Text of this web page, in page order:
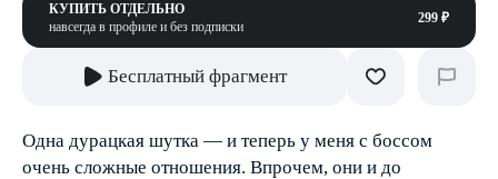
КУПИТЬ ОТДЕЛЬНО
навсегда в профиле и без подписки
299 ₽
Бесплатный фрагмент
Одна дурацкая шутка — и теперь у меня с боссом
очень сложные отношения. Впрочем, они и до